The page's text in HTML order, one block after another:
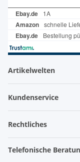
Artikelwelten
Kundenservice
Rechtliches
Telefonische